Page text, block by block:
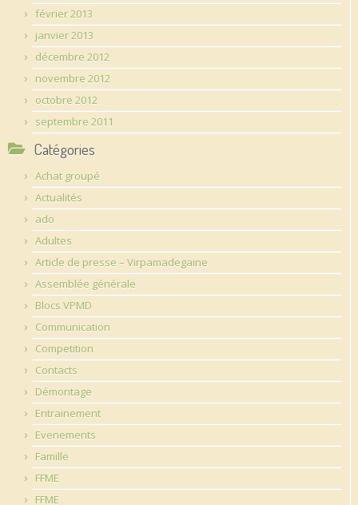
février 2013
janvier 2013
décembre 2012
novembre 2012
octobre 2012
septembre 2011
Catégories
Achat groupé
Actualités
ado
Adultes
Article de presse – Virpamadegaine
Assemblée générale
Blocs VPMD
Communication
Competition
Contacts
Démontage
Entrainement
Evenements
Famille
FFME
FFME